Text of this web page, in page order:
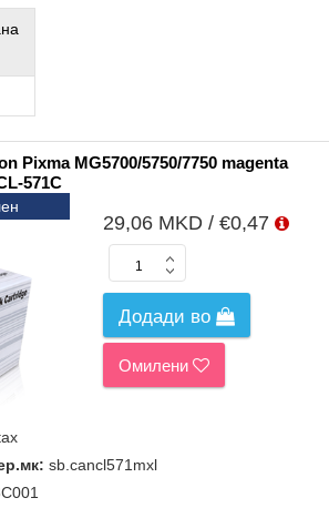
Pixma MG5700/5750/7750 magenta
571C
29,06 MKD / €0,47
Додади во
Омилени
sb.cancl571mxl